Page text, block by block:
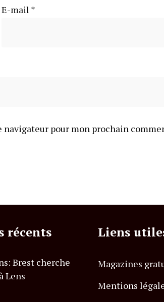
E-mail *
pour mon prochain
récents
Brest cherche
Lens
Liens
Magazines
Mentions